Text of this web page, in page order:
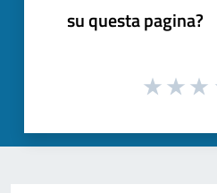
su questa pagina?